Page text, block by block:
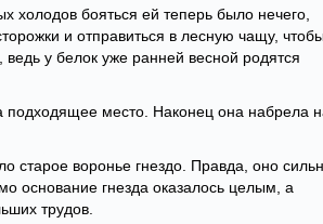
холодов бояться ей теперь было нечего,
и отправиться в лесную чащу,
у белок уже ранней весной родятся
подходящее место. Наконец она набрела
старое воронье гнездо. Правда, оно
основание гнезда оказалось целым, а
трудов.